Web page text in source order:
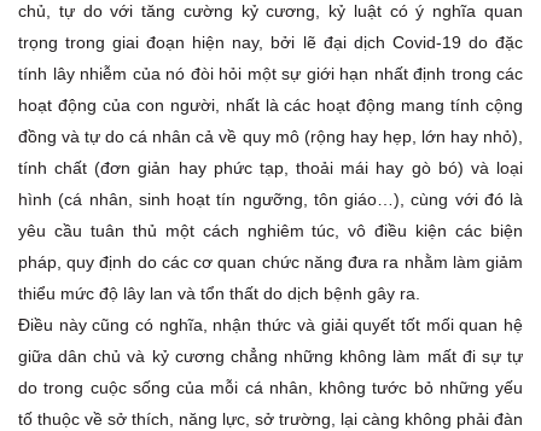
chủ, tự do với tăng cường kỷ cương, kỷ luật có ý nghĩa quan
trọng trong giai đoạn hiện nay, bởi lẽ đại dịch Covid-19 do đặc
tính lây nhiễm của nó đòi hỏi một sự giới hạn nhất định trong các
hoạt động của con người, nhất là các hoạt động mang tính cộng
đồng và tự do cá nhân cả về quy mô (rộng hay hẹp, lớn hay nhỏ),
tính chất (đơn giản hay phức tạp, thoải mái hay gò bó) và loại
hình (cá nhân, sinh hoạt tín ngưỡng, tôn giáo…), cùng với đó là
yêu cầu tuân thủ một cách nghiêm túc, vô điều kiện các biện
pháp, quy định do các cơ quan chức năng đưa ra nhằm làm giảm
thiểu mức độ lây lan và tổn thất do dịch bệnh gây ra.
Điều này cũng có nghĩa, nhận thức và giải quyết tốt mối quan hệ
giữa dân chủ và kỷ cương chẳng những không làm mất đi sự tự
do trong cuộc sống của mỗi cá nhân, không tước bỏ những yếu
tố thuộc về sở thích, năng lực, sở trường, lại càng không phải đàn